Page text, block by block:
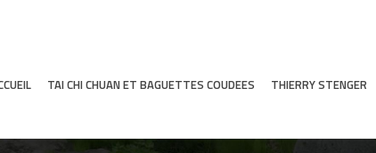
TAI CHI CHUAN ET BAGUETTES COUDEES THIERRY STENGER